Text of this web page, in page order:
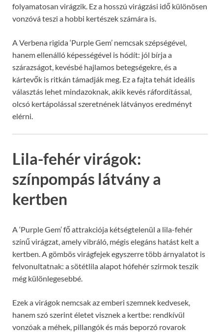
folyamatosan virágzik. Ez a hosszú virágzási idő különösen
vonzóvá teszi a hobbi kertészek számára is.
A Verbena rigida ‘Purple Gem’ nemcsak szépségével,
hanem ellenálló képességével is hódít: jól bírja a
szárazságot, kevésbé hajlamos betegségekre, és a
kártevők is ritkán támadják meg. Ez a fajta tehát ideális
választás lehet mindazoknak, akik kevés ráfordítással,
olcsó kertápolással szeretnének látványos eredményt
elérni.
Lila-fehér virágok:
színpompás látvány a
kertben
A ‘Purple Gem’ fő attrakciója kétségtelenül a lila-fehér
színű virágzat, amely vibráló, mégis elegáns hatást kelt a
kertben. A gömbös virágfejek egyszerre több árnyalatot is
felvonultatnak: a sötétlila alapot hófehér szirmok teszik
még különlegesebbé.
Ezek a virágok nemcsak az emberi szemnek kedvesek,
hanem szó szerint életet visznek a kertbe: rendkívül
vonzóak a méhek, pillangók és más beporzó rovarok